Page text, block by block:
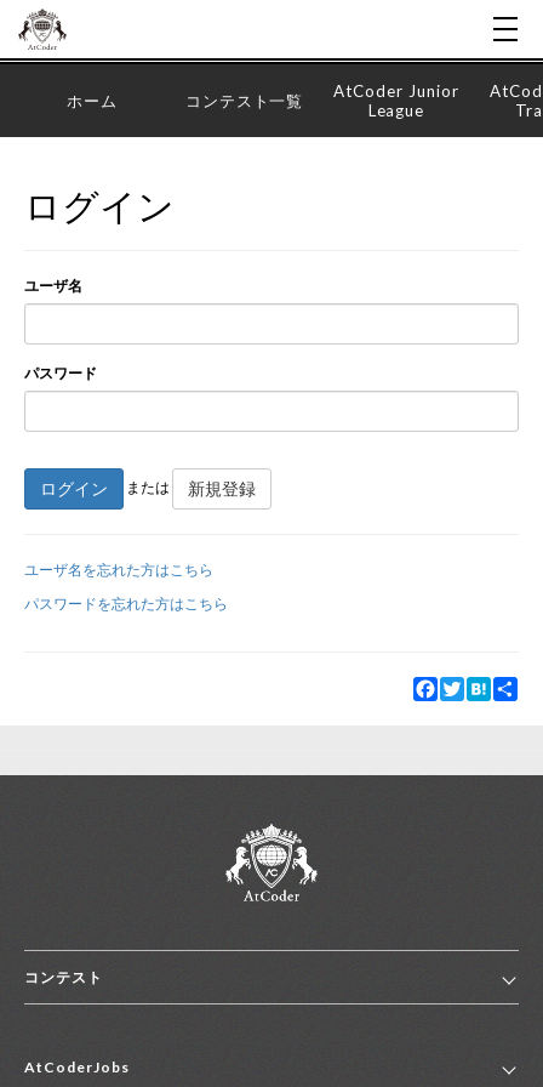
新規登録
ホーム コンテスト一覧
AtCoder Junior
League
ログイン
ユーザ名
パスワード
ログイン または 新規登録
ユーザ名を忘れた方はこちら
パスワードを忘れた方はこちら
Facebook
TwitterHatena
コンテスト
コンテスト一覧
AtCoderJobs